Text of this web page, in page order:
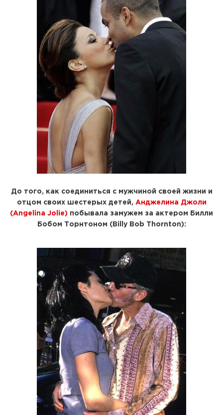
До того, как соединиться с мужчиной своей жизни и
отцом своих шестерых детей, Анджелина Джоли
(Angelina Jolie) побывала замужем за актером
Билли
Бобом Торнтоном (Billy Bob Thornton):